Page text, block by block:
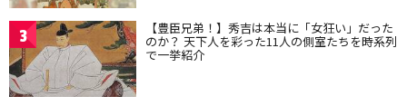
3 【豊臣兄弟！】秀吉は本当に「女狂い」だった
のか？ 天下人を彩った11人の側室たちを時系列
で一挙紹介